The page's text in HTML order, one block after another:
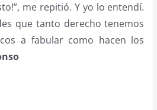
me repitió. Y yo lo entendí.
que tanto derecho tenemos
a fabular como hacen los